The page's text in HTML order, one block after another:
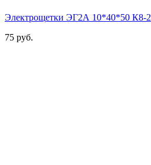
Электрощетки ЭГ2А 10*40*50 К8-2
75 руб.